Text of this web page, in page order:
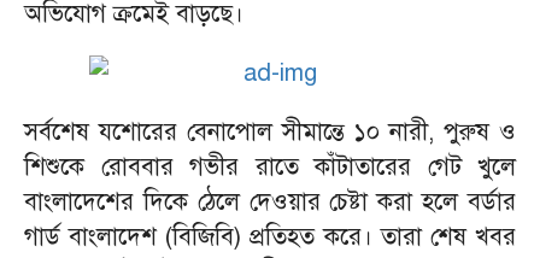
অভিযোগ ক্রমেই বাড়ছে।
সর্বশেষ যশোরের বেনাপোল সীমান্তে ১০ নারী, পুরুষ ও
শিশুকে রোববার গভীর রাতে কাঁটাতারের গেট খুলে
বাংলাদেশের দিকে ঠেলে দেওয়ার চেষ্টা করা হলে বর্ডার
গার্ড বাংলাদেশ (বিজিবি) প্রতিহত করে। তারা শেষ খবর